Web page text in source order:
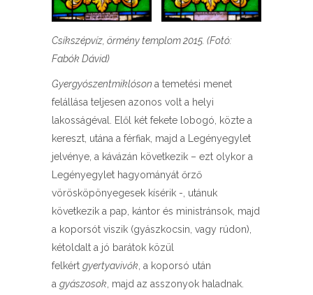
Csíkszépvíz, örmény templom 2015. (Fotó:
Fabók Dávid)
Gyergyószentmiklóson a temetési menet
felállása teljesen azonos volt a helyi
lakosságéval. Elől két fekete lobogó, közte a
kereszt, utána a férfiak, majd a Legényegylet
jelvénye, a kávázán következik – ezt olykor a
Legényegylet hagyományát őrző
vörösköpönyegesek kísérik -, utánuk
következik a pap, kántor és ministránsok, majd
a koporsót viszik (gyászkocsin, vagy rúdon),
kétoldalt a jó barátok közül
felkért gyertyavivők , a koporsó után
a gyászosok , majd az asszonyok haladnak.